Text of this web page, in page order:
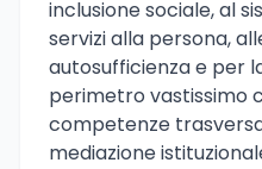
inclusione sociale, al
servizi alla persona,
autosufficienza e per
perimetro vastissimo
competenze
mediazione